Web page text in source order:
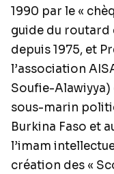
1990 par le «
guide du routard
depuis 1975, et
l’association
Soufie-Alawiyya)
sous-marin
Burkina Faso et
l’imam
création des «